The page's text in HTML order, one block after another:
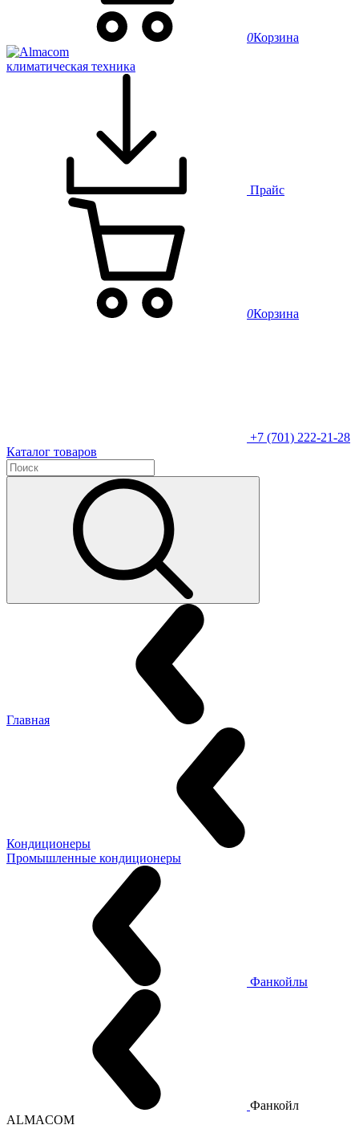
0Корзина
климатическая техника
Прайс
0Корзина
+7 (701) 222-21-28
Каталог товаров
Главная
Кондиционеры
Промышленные кондиционеры
Фанкойлы
Фанкойл
ALMACOM